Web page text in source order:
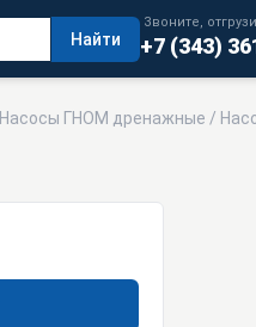
Найти
Звоните,
+7 (343)
Насосы ГНОМ дренажные /